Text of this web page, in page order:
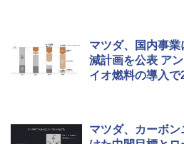
マツダ、国内事業
減計画を公表 ア
イオ燃料の導入
マツダ、カーボ